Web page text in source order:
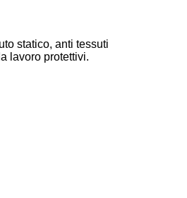
statico, anti tessuti
lavoro protettivi.